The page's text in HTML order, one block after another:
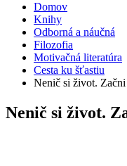
Domov
Knihy
Odborná a náučná
Filozofia
Motivačná literatúra
Cesta ku šťastiu
Nenič si život.
Nenič si život.